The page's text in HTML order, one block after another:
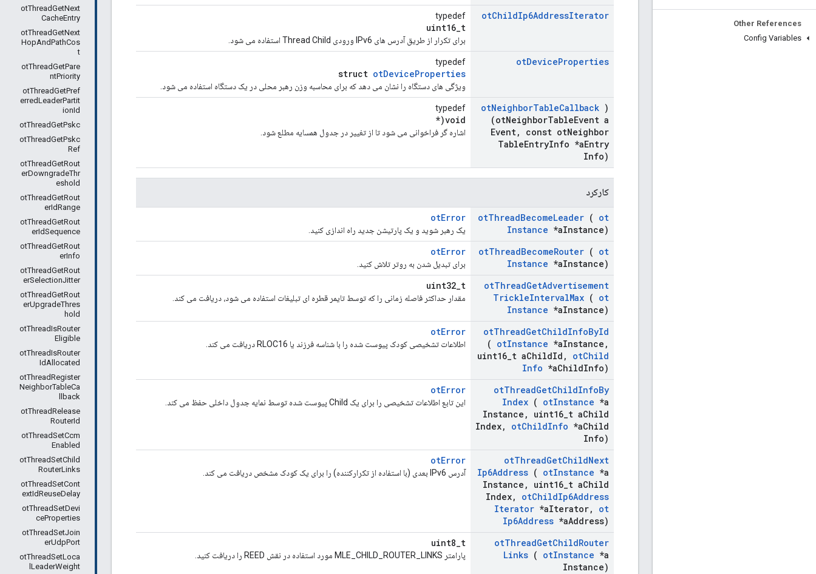
Other References
Config Variables
otThreadGetNext
CacheEntry
otThreadGetNext
HopAndPathCos
t
otThreadGetPare
ntPriority
otThreadGetPref
erredLeaderPartit
ionId
otThreadGetPskc
otThreadGetPskc
Ref
otThreadGetRout
erDowngradeThr
eshold
otThreadGetRout
erIdRange
otThreadGetRout
erIdSequence
otThreadGetRout
erInfo
otThreadGetRout
erSelectionJitter
otThreadGetRout
erUpgradeThres
hold
otThreadIsRouter
Eligible
otThreadIsRouter
IdAllocated
otThreadRegister
NeighborTableCa
llback
otThreadRelease
RouterId
otThreadSetCcm
Enabled
otThreadSetChild
RouterLinks
otThreadSetCont
extIdReuseDelay
otThreadSetDevi
ceProperties
otThreadSetJoin
erUdpPort
otThreadSetLoca
lLeaderWeight
otChildIp6AddressIterator
typedef
uint16_t
برای تکرار از طریق آدرس های IPv6 ورودی Thread Child استفاده می شود.
otDeviceProperties
typedef
struct otDeviceProperties
ویژگی های دستگاه را نشان می دهد که برای محاسبه وزن رهبر محلی در یک دستگاه استفاده می شود.
otNeighborTableCallback )
(otNeighborTableEvent a
Event, const otNeighbor
TableEntryInfo *aEntry
Info)
typedef
void(*
اشاره گر فراخوانی می شود تا از تغییر در جدول همسایه مطلع شود.
کارکرد
otThreadBecomeLeader ( ot
Instance *aInstance)
otError
یک رهبر شوید و یک پارتیشن جدید راه اندازی کنید.
otThreadBecomeRouter ( ot
Instance *aInstance)
otError
برای تبدیل شدن به روتر تلاش کنید.
otThreadGetAdvertisement
TrickleIntervalMax ( ot
Instance *aInstance)
uint32_t
مقدار حداکثر فاصله زمانی را که توسط تایمر قطره ای تبلیغات استفاده می شود، دریافت می کند.
otThreadGetChildInfoById
( otInstance *aInstance ,
uint16 t aChildId , otChild
Info *aChildInfo)
otError
اطلاعات تشخیصی کودک پیوست شده را با شناسه فرزند یا RLOC16 دریافت می کند.
otThreadGetChildInfoBy
Index ( otInstance *a
Instance , uint16 t aChild
Index, otChildInfo *aChild
Info)
otError
این تابع اطلاعات تشخیصی را برای یک Child پیوست شده توسط نمایه جدول داخلی حفظ می کند.
otThreadGetChildNext
Ip6Address ( otInstance *a
Instance , uint16 t aChild
Index, otChildIp6Address
Iterator *aIterator,
ot
Ip6Address *aAddress)
otError
آدرس IPv6 بعدی (با استفاده از تکرارکننده) را برای یک کودک مشخص دریافت می کند.
otThreadGetChildRouter
Links ( otInstance *a
Instance)
uint8_t
پارامتر MLE_CHILD_ROUTER_LINKS مورد استفاده در نقش REED را دریافت کنید.